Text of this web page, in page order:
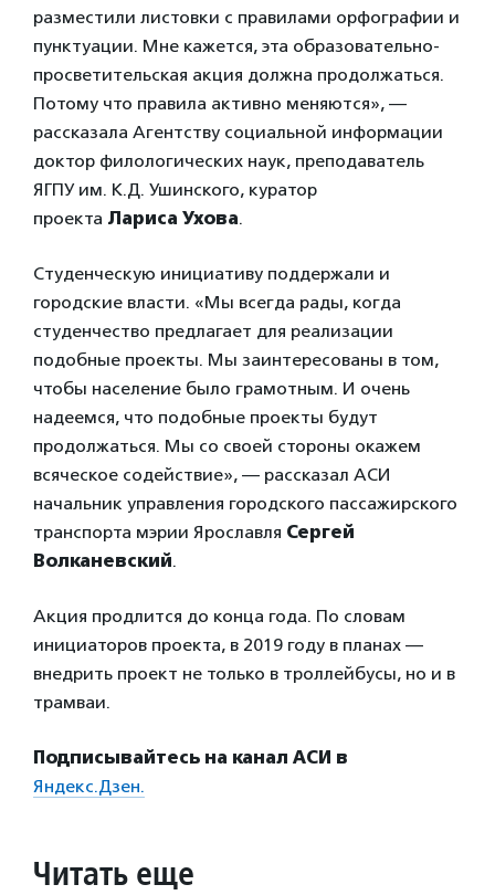
разместили листовки с правилами орфографии и
пунктуации. Мне кажется, эта образовательно-
просветительская акция должна продолжаться.
Потому что правила активно меняются», —
рассказала Агентству социальной информации
доктор филологических наук, преподаватель
ЯГПУ им. К.Д. Ушинского, куратор
проекта Лариса Ухова.
Студенческую инициативу поддержали и
городские власти. «Мы всегда рады, когда
студенчество предлагает для реализации
подобные проекты. Мы заинтересованы в том,
чтобы население было грамотным. И очень
надеемся, что подобные проекты будут
продолжаться. Мы со своей стороны окажем
всяческое содействие», — рассказал АСИ
начальник управления городского пассажирского
транспорта мэрии Ярославля Сергей
Волканевский.
Акция продлится до конца года. По словам
инициаторов проекта, в 2019 году в планах —
внедрить проект не только в троллейбусы, но и в
трамваи.
Подписывайтесь на канал АСИ в
Яндекс.Дзен.
Читать еще